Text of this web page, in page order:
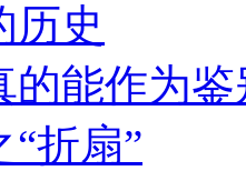
历史
的能作为
折扇”